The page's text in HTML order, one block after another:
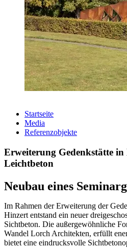
Startseite
Media
Referenzobjekte
Erweiterung Gedenkstätte
Leichtbeton
Neubau eines
Im Rahmen der Erweiterung der
Hinzert entstand ein neuer
Sichtbeton. Die außergewöhnliche
Wandel Lorch Architekten, erfüllt
bietet eine eindrucksvolle